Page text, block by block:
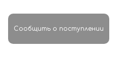
Сообщить о поступлении